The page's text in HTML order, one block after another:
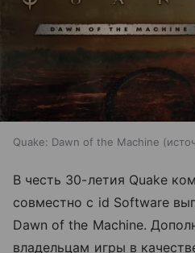
Quake: Dawn of the Machine
В честь 30-летия Quake
совместно с id Software
Dawn of the Machine.
владельцам игры в